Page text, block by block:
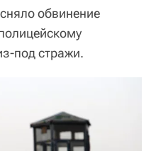
обвинение
под стражи.